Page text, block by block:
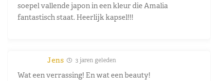
soepel vallende japon in een kleur die Amalia
fantastisch staat. Heerlijk kapsel!!!
Jens 3 jaren geleden
Wat een verrassing! En wat een beauty!